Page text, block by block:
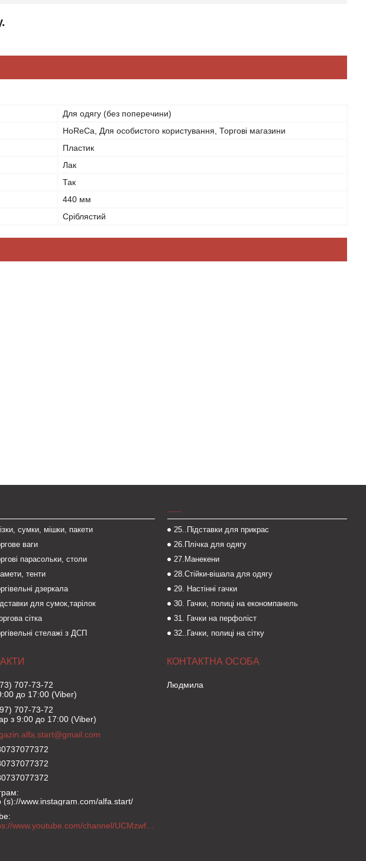
Для одягу (без поперечини)
HoReCa, Для особистого користування, Торгові магазини
Пластик
Лак
Так
440 мм
Сріблястий
сумки, мішки, пакети
ваги
парасольки, столи
тенти
дзеркала
для сумок,тарілок
сітка
стелажі з ДСП
25..Підставки для прикрас
26.Плічка для одягу
27.Манекени
28.Стійки-вішала для одягу
29. Настінні гачки
30. Гачки, полиці на економпанель
31. Гачки на перфоліст
32..Гачки, полиці на сітку
707-73-72
до 17:00 (Viber)
707-73-72
з 9:00 до 17:00 (Viber)
(s)://www.instagram.com/alfa.start/
https://www.youtube.com/channel/UCMzwfuPdxogFIKF_nELVFNw
Людмила